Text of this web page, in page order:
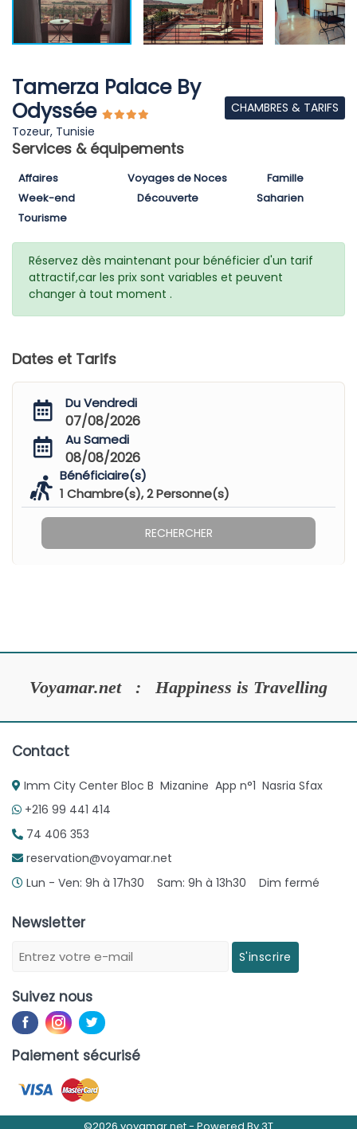
Tamerza Palace By
Odyssée
Tozeur, Tunisie
CHAMBRES & TARIFS
Services & équipements
Affaires Voyages de Noces
Famille
Week-end
Découverte
Saharien
Tourisme
Réservez dès maintenant pour bénéficier d'un tarif
attractif,car les prix sont variables et peuvent
changer à tout moment .
Dates et Tarifs
Du Vendredi
07/08/2026
Au Samedi
08/08/2026
Bénéficiaire(s)
1 Chambre(s),2Personne(s)
RECHERCHER
Voyamar.net : Happiness is Travelling
Contact
Imm City Center Bloc B Mizanine App n°1 Nasria Sfax
+216 99 441 414
74 406 353
reservation@voyamar.net
Lun - Ven: 9h à 17h30 Sam: 9h à 13h30 Dim fermé
Newsletter
S'inscrire
Suivez nous
Paiement sécurisé